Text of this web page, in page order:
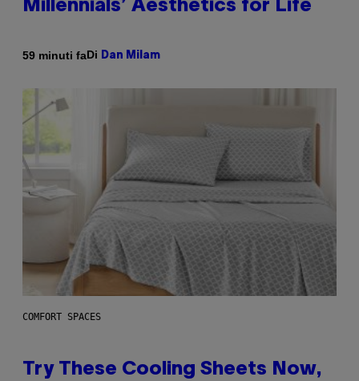
Millennials’ Aesthetics for Life
59 minuti faDi Dan Milam
COMFORT SPACES
Try These Cooling Sheets Now,